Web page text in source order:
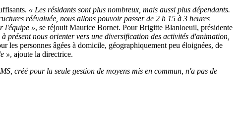
« Les résidants sont plus nombreux, mais aussi plus dépendants.
réévaluée, nous allons pouvoir passer de 2 h 15 à 3 heures
l'équipe », se réjouit Maurice Bornet. Pour Brigitte Blanloeuil, présidente
à présent nous orienter vers une diversification des activités d'animation,
les personnes âgées à domicile, géographiquement peu éloignées, de
», ajoute la directrice.
créé pour la seule gestion de moyens mis en commun, n'a pas de